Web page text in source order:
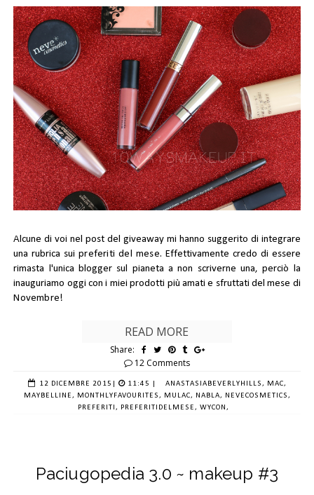
Alcune di voi nel post del giveaway mi hanno suggerito di integrare
una rubrica suipreferiti del mese. Effettivamente credo di essere
rimasta l'unica blogger sul pianeta a non scriverne una, perciò la
inauguriamo oggi con i miei prodotti più amati e sfruttati del mese di
Novembre!
READ MORE
Share:
12 Comments
12 DICEMBRE 2015 11:45 | ANASTASIABEVERLYHILLS,
MAC,
MAYBELLINE,
MONTHLYFAVOURITES, MULAC, NABLA,
NEVECOSMETICS,
PREFERITI,
PREFERITIDELMESE, WYCON,
Paciugopedia 3.0 ~ makeup #3